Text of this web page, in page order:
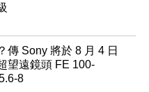
傳 Sony 將於 8 月 4 日
望遠鏡頭 FE 100-
8